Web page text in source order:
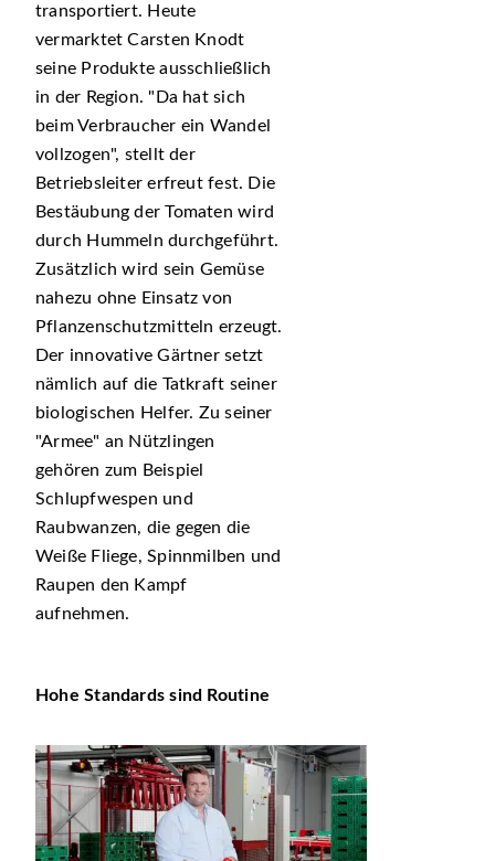
transportiert. Heute
vermarktet Carsten Knodt
seine Produkte ausschließlich
in der Region.
Da hat sich
beim Verbraucher ein Wandel
vollzogen , stellt der
Betriebsleiter erfreut fest. Die
Bestäubung der Tomaten wird
durch Hummeln durchgeführt.
Zusätzlich wird sein Gemüse
nahezu ohne Einsatz von
Pflanzenschutzmitteln erzeugt.
Der innovative Gärtner setzt
nämlich auf die Tatkraft seiner
biologischen Helfer. Zu seiner
Armee
an Nützlingen
gehören zum Beispiel
Schlupfwespen und
Raubwanzen, die gegen die
Weiße Fliege, Spinnmilben und
Raupen den Kampf
aufnehmen.
Hohe Standards sind Routine